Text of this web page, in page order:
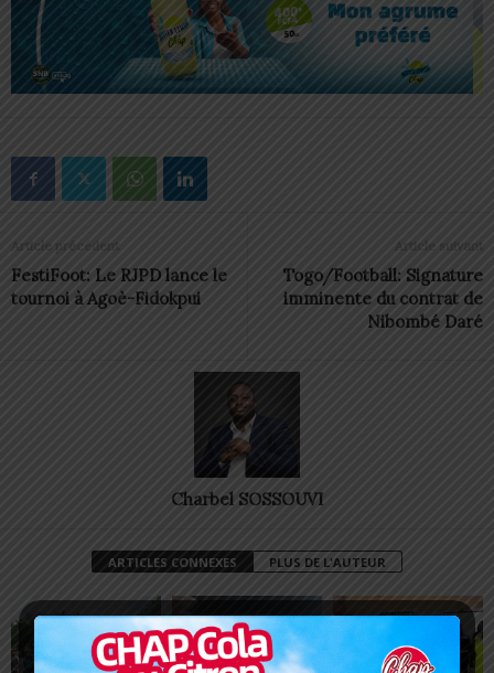
Article précédent
FestiFoot: Le RJPD lance le
tournoi à Agoè-Fidokpui
Article suivant
Togo/Football: Signature
imminente du contrat de
Nibombé Daré
Charbel SOSSOUVI
ARTICLES CONNEXES PLUS DE L'AUTEUR